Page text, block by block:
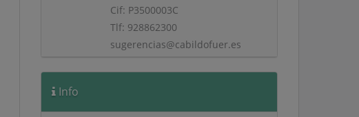
Cif: P3500003C
Tlf: 928862300
sugerencias@cabildofuer.es
Info